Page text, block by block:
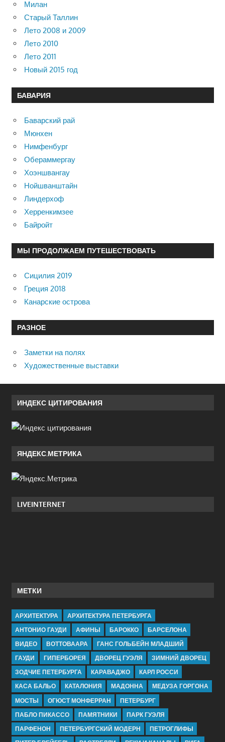
Милан
Старый Таллин
Лето 2008 и 2009
Лето 2010
Лето 2011
Новый 2015 год
БАВАРИЯ
Баварский рай
Мюнхен
Нимфенбург
Обераммергау
Хоэншвангау
Нойшванштайн
Линдерхоф
Херренкимзее
Байройт
МЫ ПРОДОЛЖАЕМ ПУТЕШЕСТВОВАТЬ
Сицилия 2019
Греция 2018
Канарские острова
РАЗНОЕ
Заметки на полях
Художественные выставки
ИНДЕКС ЦИТИРОВАНИЯ
ЯНДЕКС.МЕТРИКА
LIVEINTERNET
МЕТКИ
АРХИТЕКТУРА
АРХИТЕКТУРА ПЕТЕРБУРГА
АНТОНИО ГАУДИ
АФИНЫ БАРОККО
БАРСЕЛОНА
ВИДЕО
ВОТТОВААРА
ГАНС ГОЛЬБЕЙН МЛАДШИЙ
ГАУДИ
ГИПЕРБОРЕЯ ДВОРЕЦ ГУЭЛЯ
ЗИМНИЙ ДВОРЕЦ
ЗОДЧИЕ ПЕТЕРБУРГА
КАРАВАДЖО
КАРЛ РОССИ
КАСА БАЛЬО
КАТАЛОНИЯ МАДОННА
МЕДУЗА ГОРГОНА
МОСТЫ
ОГЮСТ МОНФЕРРАН
ПЕТЕРБУРГ
ПАБЛО ПИКАССО
ПАМЯТНИКИ
ПАРК ГУЭЛЯ
ПАРФЕНОН
ПЕТЕРБУРГСКИЙ МОДЕРН
ПЕТРОГЛИФЫ